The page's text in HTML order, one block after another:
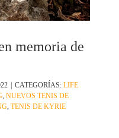
memoria de
| CATEGORÍAS:LIFE
,NUEVOS TENIS DE
,TENIS DE KYRIE